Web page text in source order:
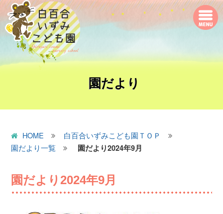
園だより
HOME
白百合いずみこども園ＴＯＰ
園だより一覧
園だより2024年9月
園だより2024年9月